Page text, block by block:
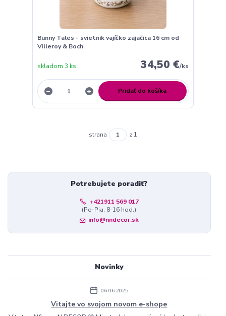
Bunny Tales - svietnik vajíčko zajačica 16 cm od
Villeroy & Boch
34,50 €/ks
skladom 3 ks
Pridať do košíka
strana z 1
Potrebujete poradiť?
+421911 569 017
(Po-Pia, 8-16 hod.)
info@nndecor.sk
Novinky
06.06.2025
Vitajte vo svojom novom e-shope